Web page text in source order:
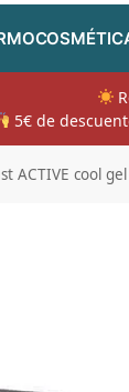
5€ de
ACTIVE cool